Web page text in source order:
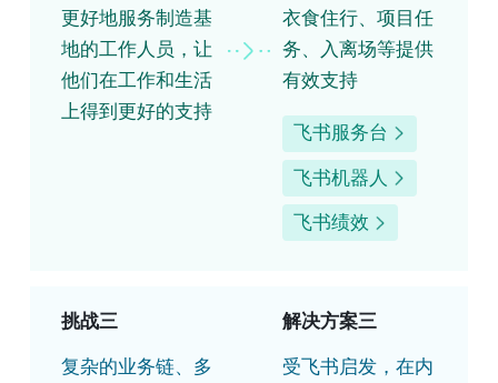
更好地服务制造基
地的工作人员，让
他们在工作和生活
上得到更好的支持
衣食住行、项目任
务、入离场等提供
有效支持
飞书服务台
飞书机器人
飞书绩效
挑战三
复杂的业务链、多
解决方案三
受飞书启发，在内